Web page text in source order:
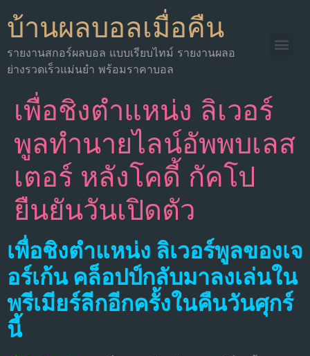
บ้านผลบอลเมื่อคืน
รายงานสกอร์ผลบอล แบบเรียบไทม์ รายงานผลอ
ย่างรวดเร็วแม่นยำ พร้อมราคาบอล
เพื่อชิงตําแหน่ง ลิเวอร์
พูลทํานายไลน์อัพพบเลส
เตอร์ หลังโคดี้ กัคโป
ยืนยันวันเปิดตัว
เพื่อชิงตําแหน่ง ลิเวอร์พูลของเจ
อร์เก้น คล็อปป์กลับมาลงเล่นใน
พรีเมียร์ลีกอีกครั้งในคืนวันศุกร์
นี้